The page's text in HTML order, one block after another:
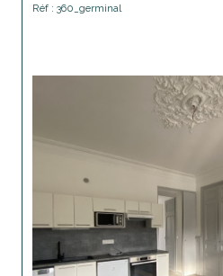
Réf : 360_germinal